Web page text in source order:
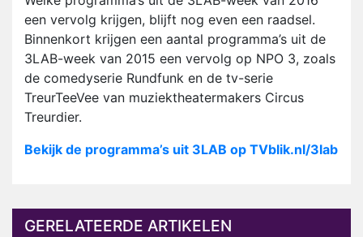
een vervolg krijgen, blijft nog even een raadsel.
Binnenkort krijgen een aantal programma’s uit de
3LAB-week van 2015 een vervolg op NPO 3, zoals
de comedyserie Rundfunk en de tv-serie
TreurTeeVee van muziektheatermakers Circus
Treurdier.
Bekijk de programma’s uit 3LAB op TVblik.nl/3lab
GERELATEERDE ARTIKELEN